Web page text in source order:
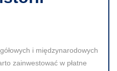
i międzynarodowych
zainwestować w płatne